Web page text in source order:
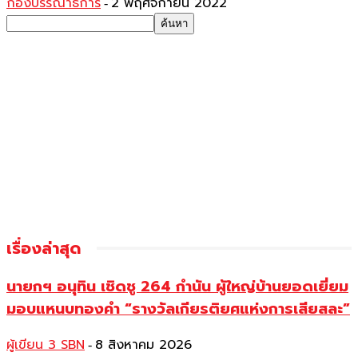
-
เรื่องล่าสุด
นายกฯ อนุทิน เชิดชู 264 กำนัน ผู้ใหญ่บ้านยอดเยี่ยม
มอบแหนบทองคำ “รางวัลเกียรติยศแห่งการเสียสละ”
ผู้เขียน 3 SBN - 8 สิงหาคม 2026